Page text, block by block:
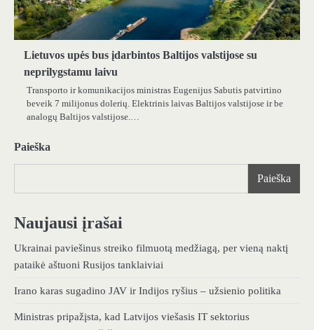
Lietuvos upės bus įdarbintos Baltijos valstijose su
neprilygstamu laivu
Transporto ir komunikacijos ministras Eugenijus Sabutis patvirtino
beveik 7 milijonus dolerių. Elektrinis laivas Baltijos valstijose ir be
analogų Baltijos valstijose.…
Paieška
Paieška
Naujausi įrašai
Ukrainai paviešinus streiko filmuotą medžiagą, per vieną naktį
pataikė aštuoni Rusijos tanklaiviai
Irano karas sugadino JAV ir Indijos ryšius – užsienio politika
Ministras pripažįsta, kad Latvijos viešasis IT sektorius